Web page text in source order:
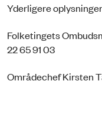
Yderligere
Folketingets
22 65 91 03
Områdechef Kirsten